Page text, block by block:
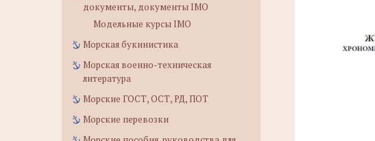
документы, документы IMO
Модельные курсы IMO
Морская букинистика
Морская военно-техническая
литература
Морские ГОСТ, ОСТ, РД, ПОТ
Морские перевозки